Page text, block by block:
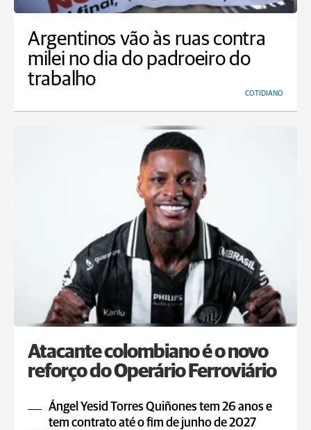
Argentinos vão às ruas contra
milei no dia do padroeiro do
trabalho
COTIDIANO
Atacante colombiano é o novo
reforço do Operário Ferroviário
Ángel Yesid Torres Quiñones tem 26 anos e
tem contrato até o fim de junho de 2027